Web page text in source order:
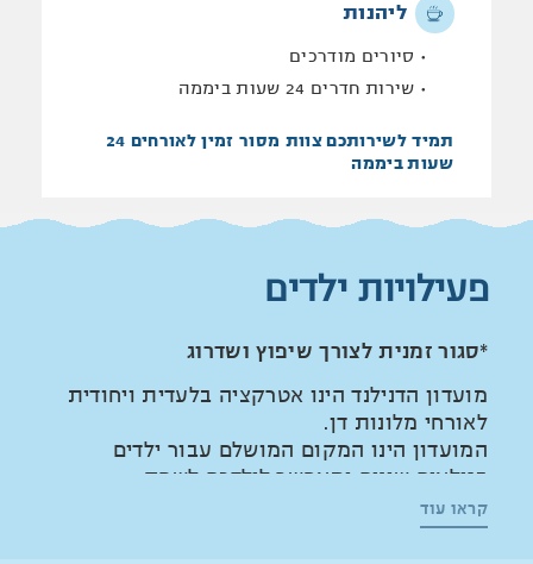
ליהנות
סיורים מודרכים
שירות חדרים 24 שעות ביממה
תמיד לשירותכם
צוות מסור זמין לאורחים 24
שעות ביממה
פעילויות ילדים
*סגור זמנית לצורך שיפוץ ושדרוג
מועדון הדנילנד הינו אטרקציה בלעדית ויחודית
לאורחי מלונות דן.
המועדון הינו המקום המושלם עבור ילדים
בגילאים שונים ומאפשר לילדכם לשחק
ולהשתעשע בעוד אתם נרגעים, תופסים שלווה
ונהנים מהחופשה במלון.
קראו עוד